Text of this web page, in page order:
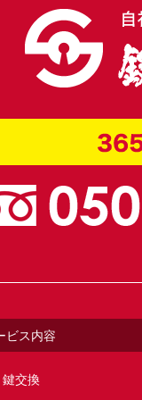
ビス内容
鍵交換